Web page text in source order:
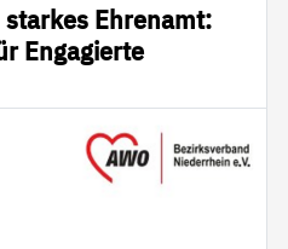
Ehrenamt:
Engagierte